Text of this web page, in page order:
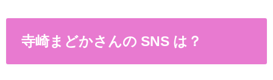
寺崎まどかさんの SNS は？